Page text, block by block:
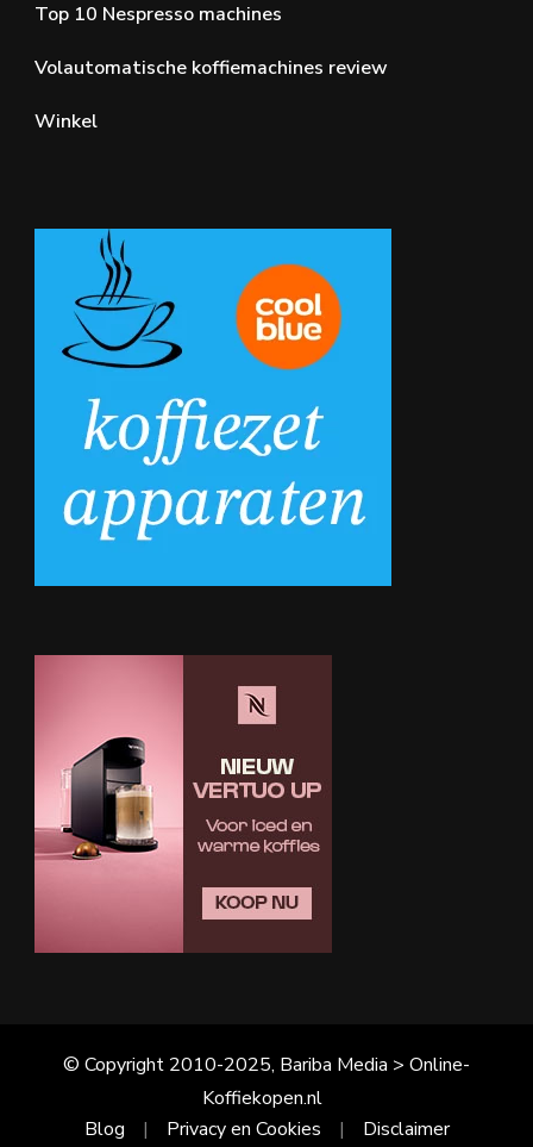
Top 10 Nespresso machines
Volautomatische koffiemachines review
Winkel
© Copyright 2010-2025, Bariba Media > Online-
Koffiekopen.nl
Blog
Privacy en Cookies Disclaimer